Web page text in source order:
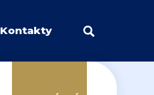
Kontakty